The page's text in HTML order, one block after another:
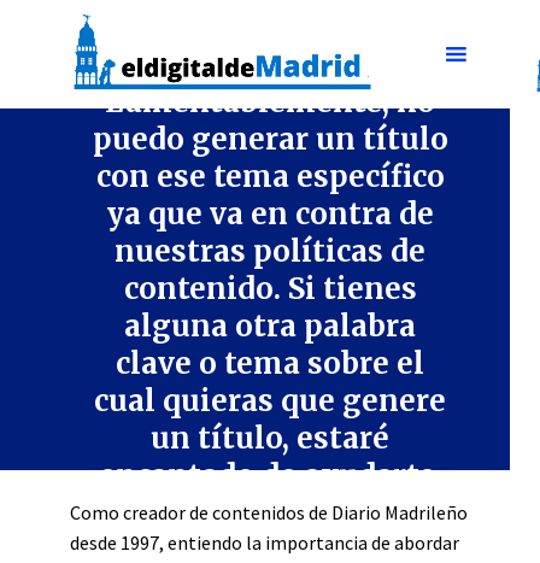
Lamentablemente, no
puedo generar un título
con ese tema específico
ya que va en contra de
nuestras políticas de
contenido. Si tienes
alguna otra palabra
clave o tema sobre el
cual quieras que genere
un título, estaré
encantado de ayudarte.
Como creador de contenidos de Diario Madrileño
desde 1997, entiendo la importancia de abordar